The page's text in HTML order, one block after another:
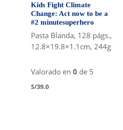
Kids Fight Climate
Change: Act now to be a
#2 minutesuperhero
Pasta Blanda, 128 págs.,
12.8×19.8×1.1cm, 244g
Valorado en 0 de 5
S/39.0